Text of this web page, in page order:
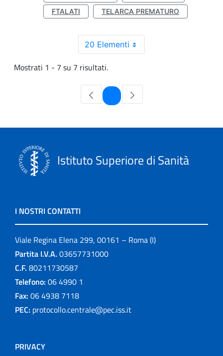
FTALATI
TELARCA PREMATURO
20 Elementi
Mostrati 1 - 7 su 7 risultati.
Pagina
Istituto Superiore di Sanità
I NOSTRI CONTATTI
Viale Regina Elena 299, 00161 – Roma (I)
Partita I.V.A. 03657731000
C.F. 80211730587
Telefono: 06 4990 1
Fax: 06 4938 7118
PEC: protocollo.centrale@pec.iss.it
PRIVACY